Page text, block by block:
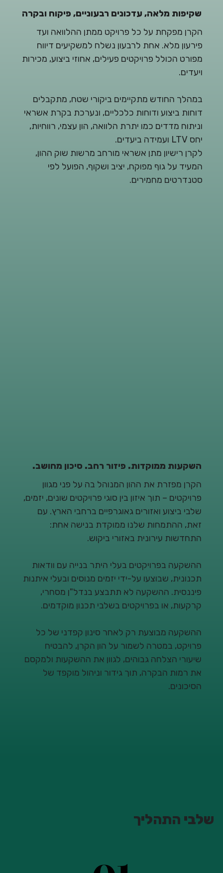
שקיפות מלאה, עדכונים רבעוניים, פיקוח ובקרה
הקרן מפקחת על כל פרויקט ממתן ההלוואה ועד
פירעון מלא. אחת לרבעון נשלח למשקיעים דיווח
מפורט הכולל פרויקטים פעילים, אחוזי ביצוע, מכירות
ויעדים.
במהלך החודש מתקיימים ביקורי שטח, מתקבלים
דוחות ביצוע ודוחות כלכליים, ונערכת בקרת אשראי
וניתוח מדדים כמו יתרת הלוואה, הון עצמי, רווחיות,
יחס LTV ועמידה ביעדים.
לקרן רישיון מתן אשראי מורחב מרשות שוק ההון,
המעיד על גוף מפוקח, יציב ושקוף, הפועל לפי
סטנדרטים מחמירים.
השקעות ממוקדות. פיזור רחב. סיכון מחושב.
הקרן מפזרת את ההון המנוהל בה על פני מגוון
פרויקטים – תוך איזון בין סוגי פרויקטים שונים, יזמים,
שלבי ביצוע ואזורים גאוגרפיים ברחבי הארץ. עם
זאת, ההתמחות שלנו ממוקדת בנישה אחת:
התחדשות עירונית באזורי ביקוש.
ההשקעה בפרויקטים בעלי היתר בנייה עם וודאות
תכנונית, שבוצעו על-ידי יזמים מנוסים ובעלי איתנות
פיננסית. ההשקעה לא תתבצע בנדל"ן מסחרי,
קרקעות, או בפרויקטים בשלבי תכנון מוקדמים.
ההשקעה מבוצעת רק לאחר סינון קפדני של כל
פרויקט, במטרה לשמור על הון הקרן, להבטיח
שיעורי הצלחה גבוהים, לגוון את ההשקעות ולמקסם
את רמות הבקרה, תוך גידור וניהול מוקפד של
הסיכונים.
שלבי התהליך